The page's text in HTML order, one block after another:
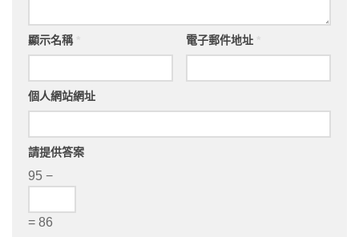
顯示名稱 電子郵件地址
個人網站網址
請提供答案
95 −
= 86